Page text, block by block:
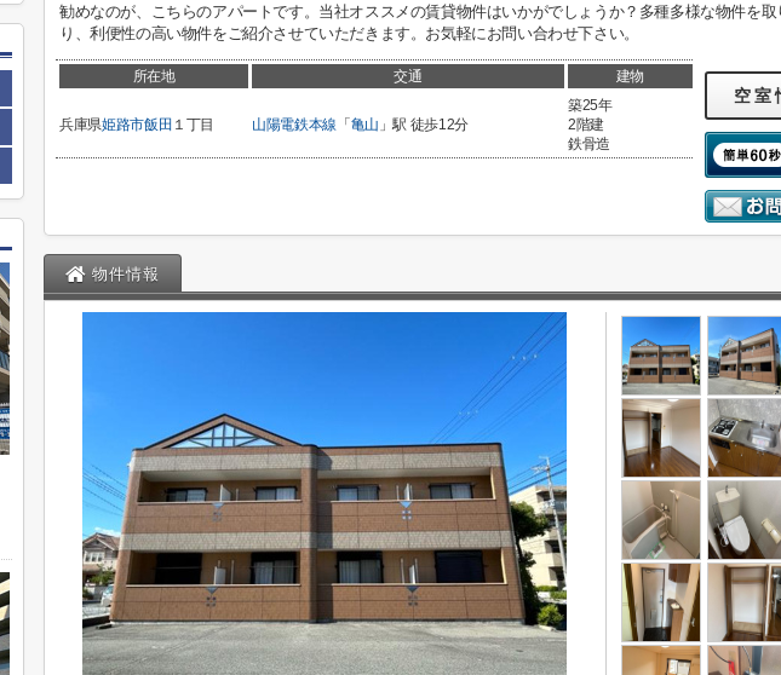
勧めなのが、こちらのアパートです。当社オススメの賃貸物件はいかがでしょうか？多種多様な物件を取
り、利便性の高い物件をご紹介させていただきます。お気軽にお問い合わせ下さい。
所在地 交通 建物
兵庫県姫路市飯田 １丁目 山陽電鉄本線 「 亀山 」駅 徒歩12分
築25年
2階建
鉄骨造
空室
物件情報